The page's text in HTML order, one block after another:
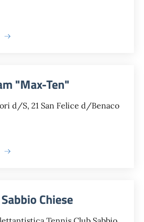
"Max-Ten"
d/S, 21 San Felice d/Benaco
Chiese